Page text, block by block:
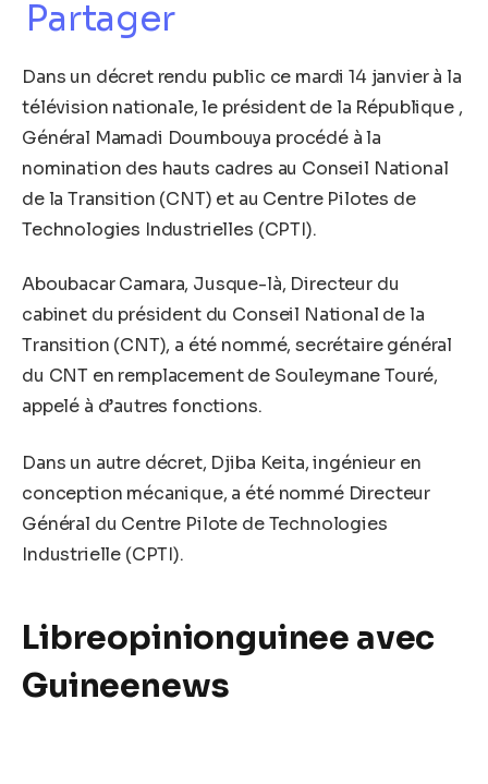
Partager
Dans un décret rendu public ce mardi 14 janvier à la
télévision nationale, le président de la République ,
Général Mamadi Doumbouya procédé à la
nomination des hauts cadres au Conseil National
de la Transition (CNT) et au Centre Pilotes de
Technologies Industrielles (CPTI).
Aboubacar Camara, Jusque-là, Directeur du
cabinet du président du Conseil National de la
Transition (CNT), a été nommé, secrétaire général
du CNT en remplacement de Souleymane Touré,
appelé à d’autres fonctions.
Dans un autre décret, Djiba Keita, ingénieur en
conception mécanique, a été nommé Directeur
Général du Centre Pilote de Technologies
Industrielle (CPTI).
Libreopinionguinee avec
Guineenews